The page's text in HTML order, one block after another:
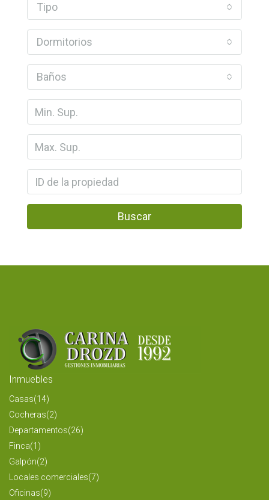
Tipo
Dormitorios
Baños
Buscar
Inmuebles
Casas(14)
Cocheras(2)
Departamentos(26)
Finca(1)
Galpón(2)
Locales comerciales(7)
Oficinas(9)